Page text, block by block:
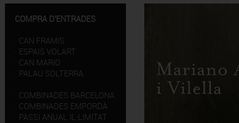
COMPRA D'ENTRADES
· CAN FRAMIS
· ESPAIS VOLART
· CAN MARIO
· PALAU SOLTERRA
· COMBINADES BARCELONA
· COMBINADES EMPORDÀ
· PASSI ANUAL IL·LIMITAT